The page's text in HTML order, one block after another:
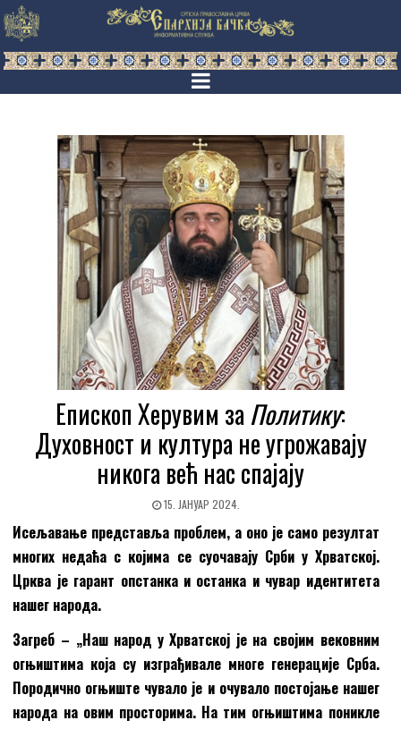
Епископ Херувим за Политику:
Духовност и култура не угрожавају
никога већ нас спајају
15. ЈАНУАР 2024.
Исељавање представља проблем, а оно је само резултат
многих недаћа с којима се суочавају Срби у Хрватској.
Црква је гарант опстанка и останка и чувар идентитета
нашег народа.
Загреб – „Наш народ у Хрватској је на својим вековним
огњиштима која су изграђивале многе генерације Срба.
Породично огњиште чувало је и очувало постојање нашег
народа на овим просторима. На тим огњиштима поникле